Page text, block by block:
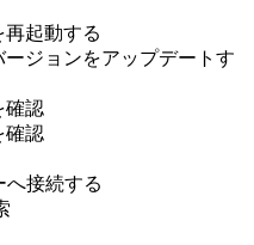
起動する
ジョンをアップデートす
確認
確認
へ接続する